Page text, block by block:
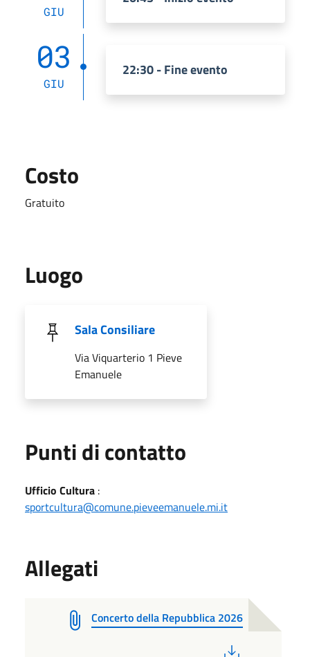
GIU
03
GIU
22:30 - Fine evento
Costo
Gratuito
Luogo
Sala Consiliare
Via Viquarterio 1 Pieve
Emanuele
Punti di contatto
Ufficio Cultura :
sportcultura@comune.pieveemanuele.mi.it
Allegati
Concerto della Repubblica 2026